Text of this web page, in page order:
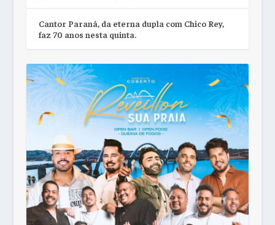
Cantor Paraná, da eterna dupla com Chico Rey,
faz 70 anos nesta quinta.